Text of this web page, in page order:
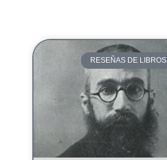
RESEÑAS DE LIBROS